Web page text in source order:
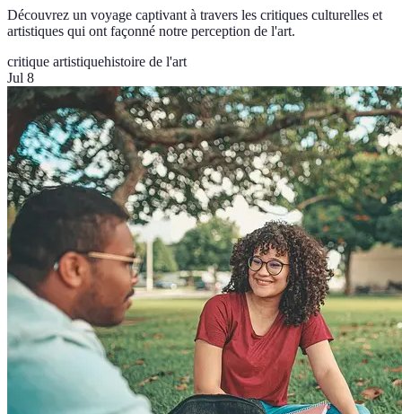
Découvrez un voyage captivant à travers les critiques culturelles et
artistiques qui ont façonné notre perception de l'art.
critique artistiquehistoire de l'art
Jul 8